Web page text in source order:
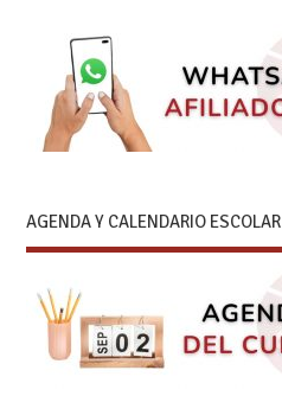
AGENDA Y CALENDARIO ESCOLAR